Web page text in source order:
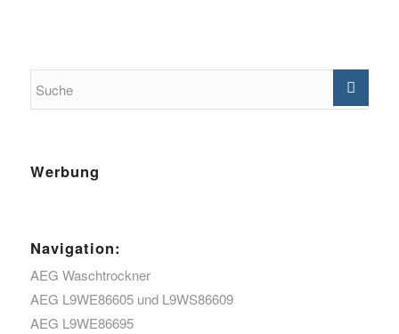
Werbung
Navigation:
AEG Waschtrockner
AEG L9WE86605 und L9WS86609
AEG L9WE86695